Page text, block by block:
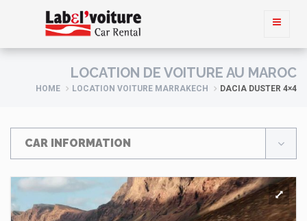
LOCATION DE VOITURE AU MAROC
HOME LOCATION VOITURE MARRAKECH DACIA DUSTER 4×4
CAR INFORMATION